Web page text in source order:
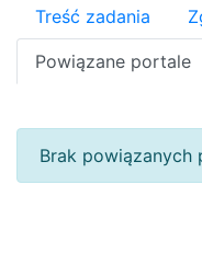
Treść zadania
Powiązane portale
Brak powiązanych